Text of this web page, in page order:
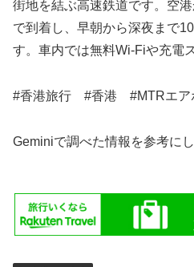
街地を結ぶ高速鉄道です。空
で到着し、早朝から深夜まで
す。車内では無料Wi-Fiや充電
#香港旅行 #香港 #MTRエア
Geminiで調べた情報を参考に